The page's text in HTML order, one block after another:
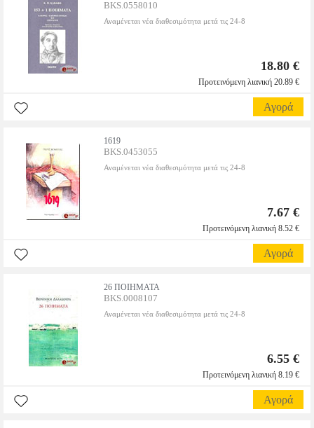
BKS.0558010
Αναμένεται νέα διαθεσιμότητα μετά τις 24-8
18.80 €
Προτεινόμενη λιανική 20.89 €
Αγορά
1619
BKS.0453055
Αναμένεται νέα διαθεσιμότητα μετά τις 24-8
7.67 €
Προτεινόμενη λιανική 8.52 €
Αγορά
26 ΠΟΙΗΜΑΤΑ
BKS.0008107
Αναμένεται νέα διαθεσιμότητα μετά τις 24-8
6.55 €
Προτεινόμενη λιανική 8.19 €
Αγορά